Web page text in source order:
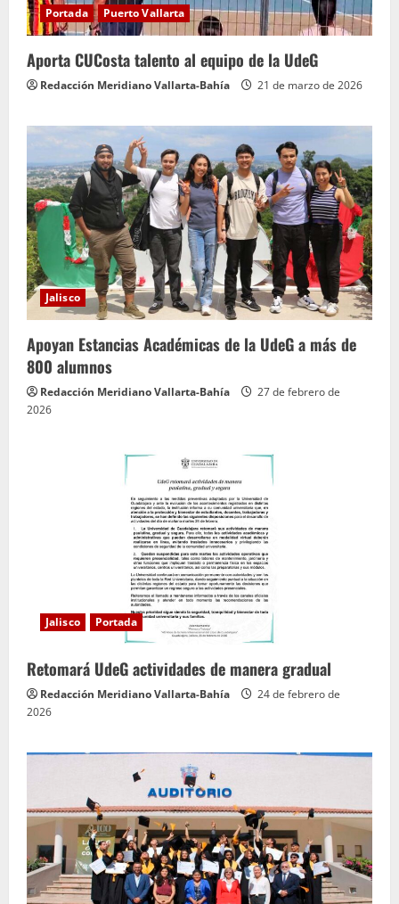
Portada Puerto Vallarta
Aporta CUCosta talento al equipo de la UdeG
Redacción Meridiano Vallarta-Bahía 21 de marzo de 2026
Jalisco
Apoyan Estancias Académicas de la UdeG a más de
800 alumnos
Redacción Meridiano Vallarta-Bahía
27 de febrero de
2026
Jalisco Portada
Retomará UdeG actividades de manera gradual
Redacción Meridiano Vallarta-Bahía
24 de febrero de
2026